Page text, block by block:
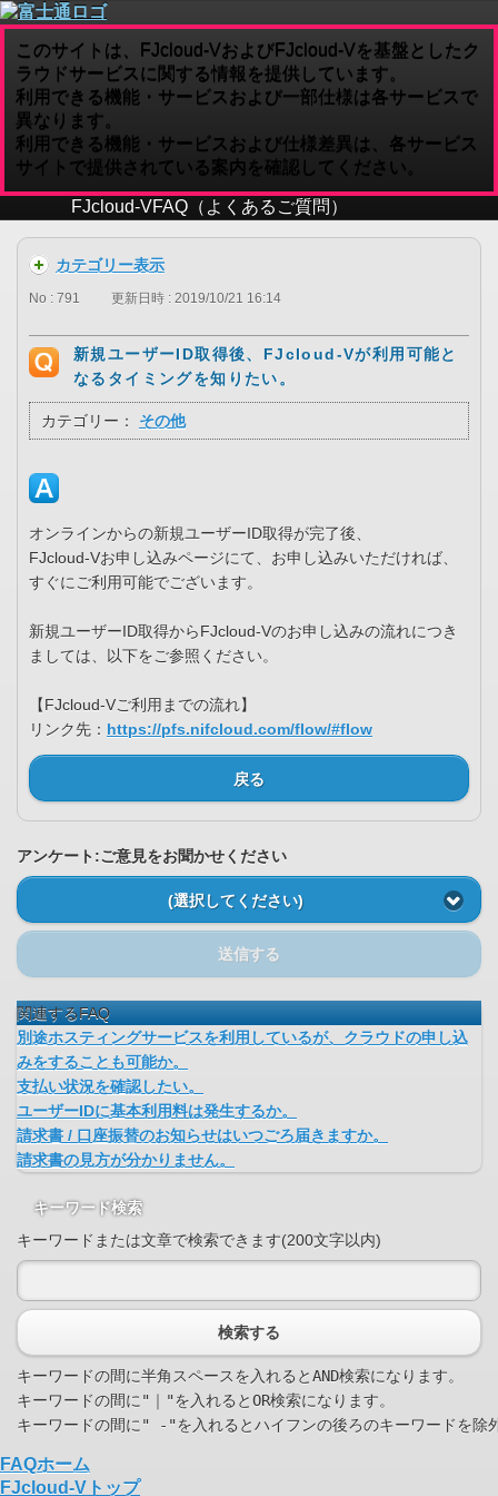
このサイトは、FJcloud-VおよびFJcloud-Vを基盤としたク
ラウドサービスに関する情報を提供しています。
利用できる機能・サービスおよび一部仕様は各サービスで
異なります。
利用できる機能・サービスおよび仕様差異は、各サービス
サイトで提供されている案内を確認してください。
FJcloud-VFAQ（よくあるご質問）
カテゴリー表示
No : 791 更新日時 : 2019/10/21 16:14
新規ユーザーID取得後、FJcloud-Vが利用可能と
なるタイミングを知りたい。
カテゴリー： その他
オンラインからの新規ユーザーID取得が完了後、
FJcloud-Vお申し込みページにて、お申し込みいただければ、
すぐにご利用可能でございます。
新規ユーザーID取得からFJcloud-Vのお申し込みの流れにつき
ましては、以下をご参照ください。
【FJcloud-Vご利用までの流れ】
リンク先： https://pfs.nifcloud.com/flow/#flow
戻る
アンケート:ご意見をお聞かせください
(選択してください)
送信する
関連するFAQ
別途ホスティングサービスを利用しているが、クラウドの申し込
みをすることも可能か。
支払い状況を確認したい。
ユーザーIDに基本利用料は発生するか。
請求書 / 口座振替のお知らせはいつごろ届きますか。
請求書の見方が分かりません。
キーワード検索
キーワードまたは文章で検索できます(200文字以内)
検索する
キーワードの間に半角スペースを入れるとAND検索になります。
キーワードの間に"｜"を入れるとOR検索になります。
FAQホーム
FJcloud-Vトップ